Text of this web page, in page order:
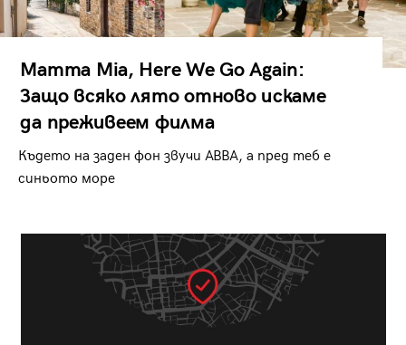
Mamma Mia, Here We Go Again:
Защо всяко лято отново искаме
да преживеем филма
Където на заден фон звучи ABBA, а пред теб е
синьото море